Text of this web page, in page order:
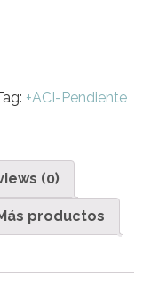
+ACI-Pendiente
(0)
productos